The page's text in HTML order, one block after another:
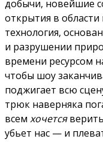
добычи, новейшие
открытия в области
технология,
и разрушении
времени ресурсом
чтобы шоу
поджигает всю
трюк наверняка
всем хочется
убьет нас — и